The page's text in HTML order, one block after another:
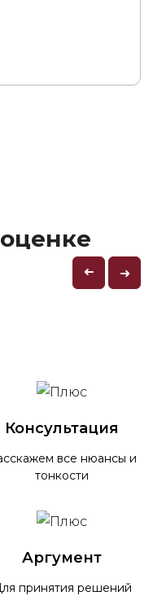
➜ ➜
Консультация
все нюансы и
тонкости
Аргумент
принятия решений